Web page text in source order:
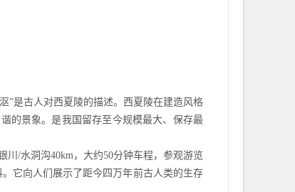
”是古人对西夏陵的描述。西夏陵在建造风格
的景象。是我国留存至今规模最大、保存最
川 /水洞沟40km，大约50分钟车程，参观游览
它向人们展示了距今四万年前古人类的生存